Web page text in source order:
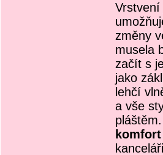
změny
musela
začít s
jako
lehčí
a vše
komfort